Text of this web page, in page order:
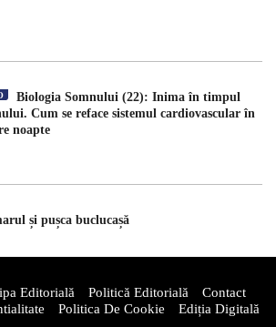
Biologia Somnului (22): Inima în timpul
Cum se reface sistemul cardiovascular în
noapte
și pușca buclucașă
Editorială Politică Editorială
Contact
Politica De Cookie Ediția Digitală